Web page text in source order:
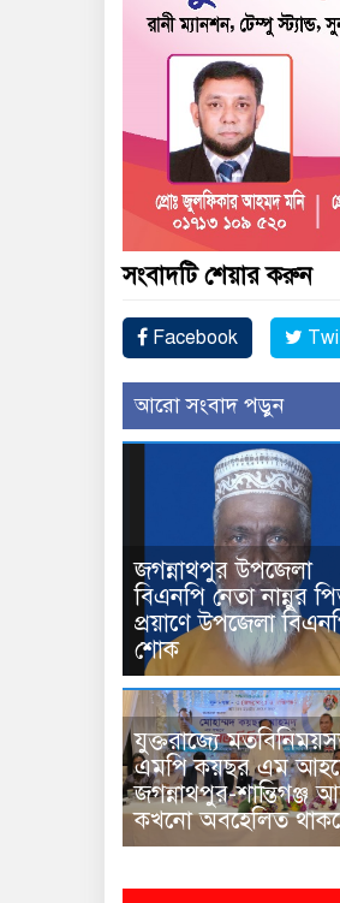
সংবাদটি শেয়ার করুন
Facebook
আরো সংবাদ পড়ুন
জগন্নাথপুর উপজেলা
বিএনপি নেতা নান্নুর
প্রয়াণে উপজেলা
শোক
যুক্তরাজ্যে
এমপি কয়ছর এম
জগন্নাথপুর-শান্তিগঞ্জ
কখনো অবহেলিত